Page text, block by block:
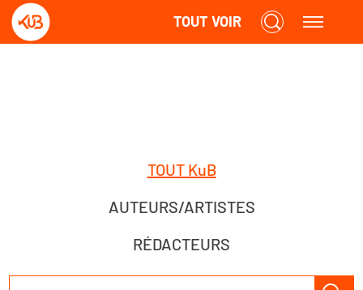
TOUT VOIR
TOUT KuB
AUTEURS/ARTISTES
RÉDACTEURS